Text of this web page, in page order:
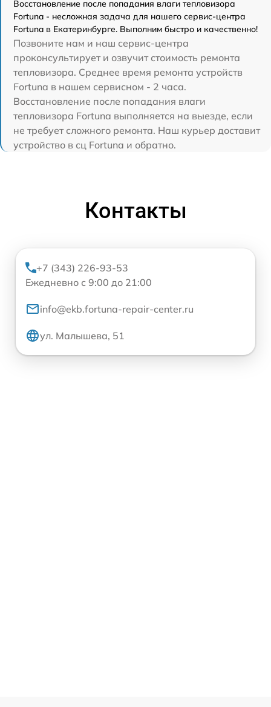
Восстановление после попадания влаги тепловизора
Fortuna - несложная задача для нашего сервис-центра
Fortuna в Екатеринбурге. Выполним быстро и качественно!
Позвоните нам и наш сервис-центра
проконсультирует и озвучит стоимость ремонта
тепловизора. Среднее время ремонта устройств
Fortuna в нашем сервисном - 2 часа.
Восстановление после попадания влаги
тепловизора Fortuna выполняется на выезде, если
не требует сложного ремонта. Наш курьер доставит
устройство в сц Fortuna и обратно.
Контакты
+7 (343) 226-93-53
Ежедневно с 9:00 до 21:00
info@ekb.fortuna-repair-center.ru
ул. Малышева, 51